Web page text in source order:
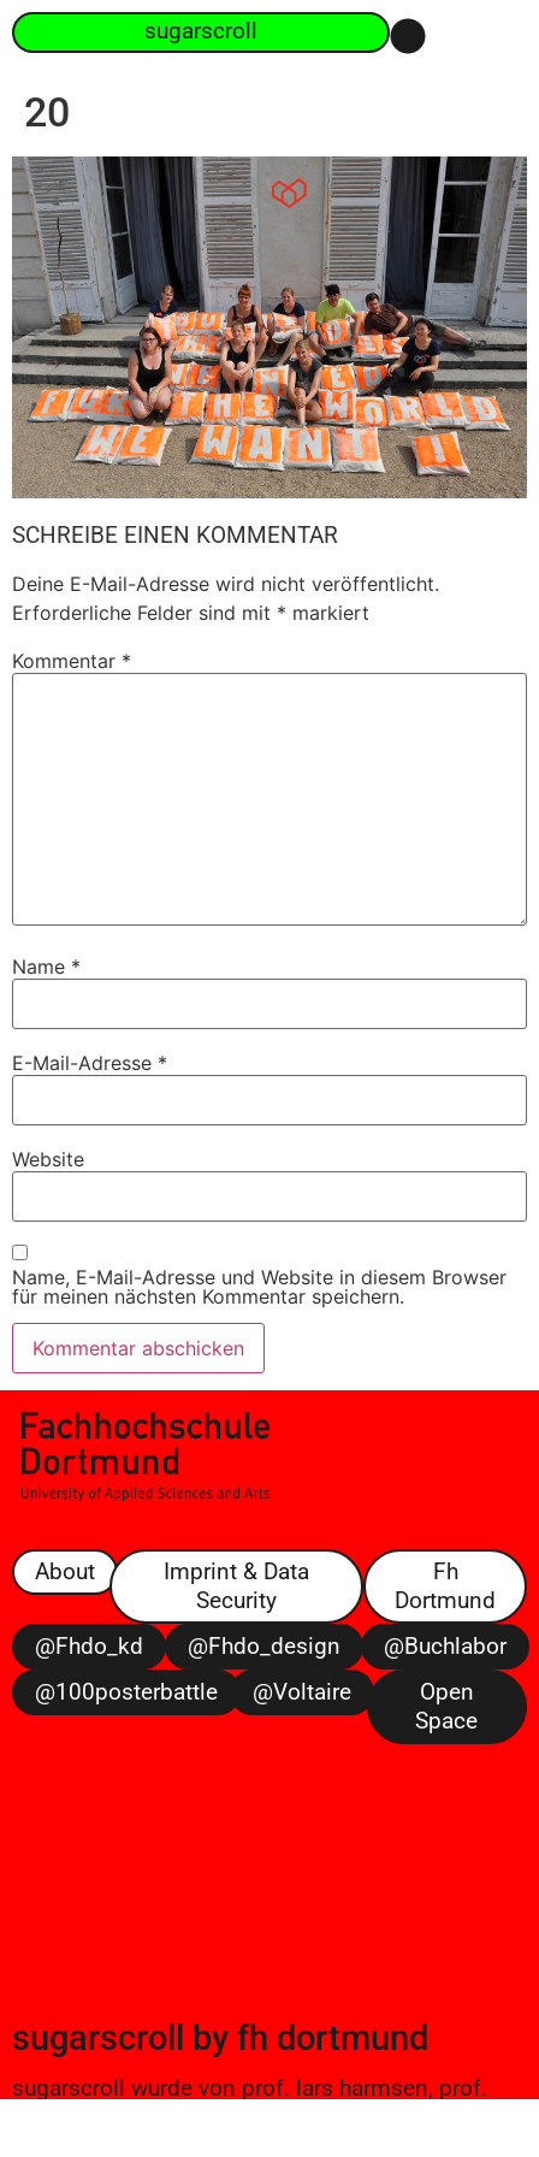
sugarscroll
20
SCHREIBE EINEN KOMMENTAR
Deine E-Mail-Adresse wird nicht veröffentlicht.
Erforderliche Felder sind mit * markiert
Kommentar *
Name *
E-Mail-Adresse *
Website
Name, E-Mail-Adresse und Website in diesem Browser
für meinen nächsten Kommentar speichern.
About
Imprint & Data
Security
Fh
Dortmund
@fhdo_kd
@fhdo_design
@buchlabor
@100posterbattle
@voltaire
Open
Space
sugarscroll by fh dortmund
sugarscroll wurde von prof. lars harmsen, prof.